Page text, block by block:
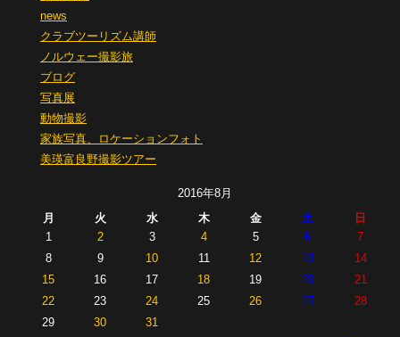
news
クラブツーリズム講師
ノルウェー撮影旅
ブログ
写真展
動物撮影
家族写真、ロケーションフォト
美瑛富良野撮影ツアー
2016年8月
月
火 水 木 金 土 日
1 2 3 4 5 6
7
8
9 10 11 12 13
14
15
16 17 18 19 20
21
22
23 24 25 26 27
28
29
30 31